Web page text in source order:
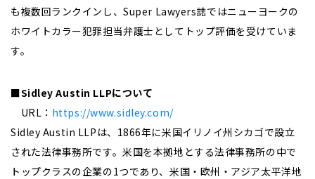
も複数回ランクインし、Super Lawyers誌ではニューヨークの
ホワイトカラー犯罪担当弁護士としてトップ評価を受けていま
す。
■Sidley Austin LLPについて
URL： https://www.sidley.com/
Sidley Austin LLPは、1866年に米国イリノイ州シカゴで設立
された法律事務所です。米国を本拠地とする法律事務所の中で
トップクラスの企業の1つであり、米国・欧州・アジア太平洋地